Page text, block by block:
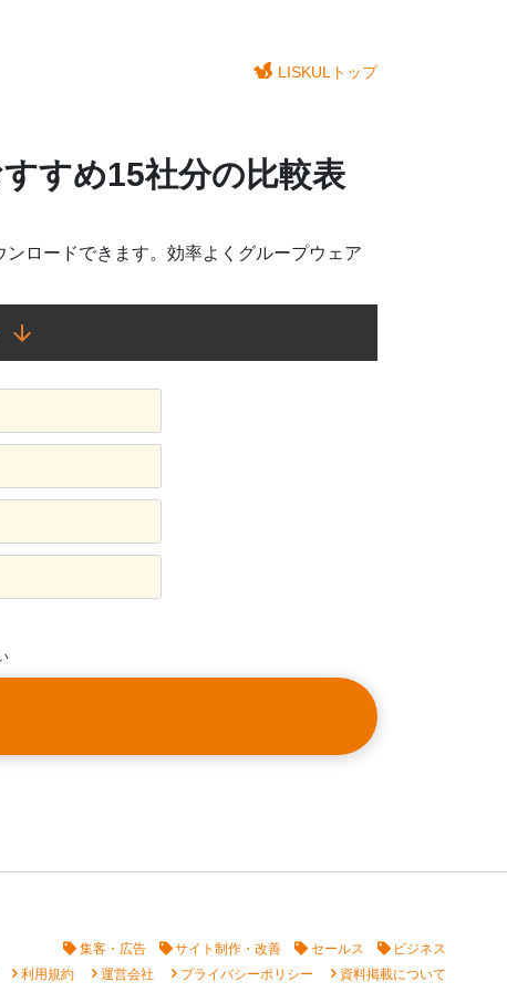
LISKULトップ
すめ15社分の比較表
ロードできます。効率よくグループウェア
集客・広告 サイト制作・改善 セールス ビジネス
chevron_right利用規約 chevron_right運営会社 chevron_rightプライバシーポリシー chevron_right資料掲載について